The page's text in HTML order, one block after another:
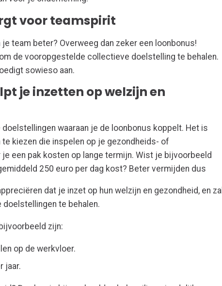
voor teamspirit
team beter? Overweeg dan zeker een loonbonus!
de vooropgestelde collectieve doelstelling te behalen.
sowieso aan.
je inzetten op welzijn en
waaraan je de loonbonus koppelt. Het is
kiezen die inspelen op je gezondheids- of
een pak kosten op lange termijn. Wist je bijvoorbeeld
250 euro per dag kost? Beter vermijden dus
dat je inzet op hun welzijn en gezondheid, en zal
te behalen.
zijn:
op de werkvloer.
jaar.